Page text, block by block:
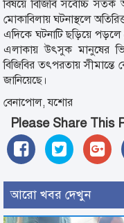
বিষয়ে বিজিবি সর্বোচ্চ
মোকাবিলায় ঘটনাস্থলে
এদিকে ঘটনাটি ছড়িয়ে পড়লে
এলাকায় উৎসুক মানুষের
বিজিবির তৎপরতায় সীমান্তে
জানিয়েছে।
বেনাপোল, যশোর
Please Share This
আরো খবর দেখুন